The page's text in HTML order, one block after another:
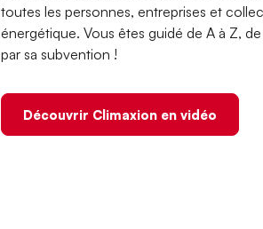
toutes les personnes, entreprises et
énergétique. Vous êtes guidé de A à Z,
par sa subvention !
Découvrir Climaxion en vidéo